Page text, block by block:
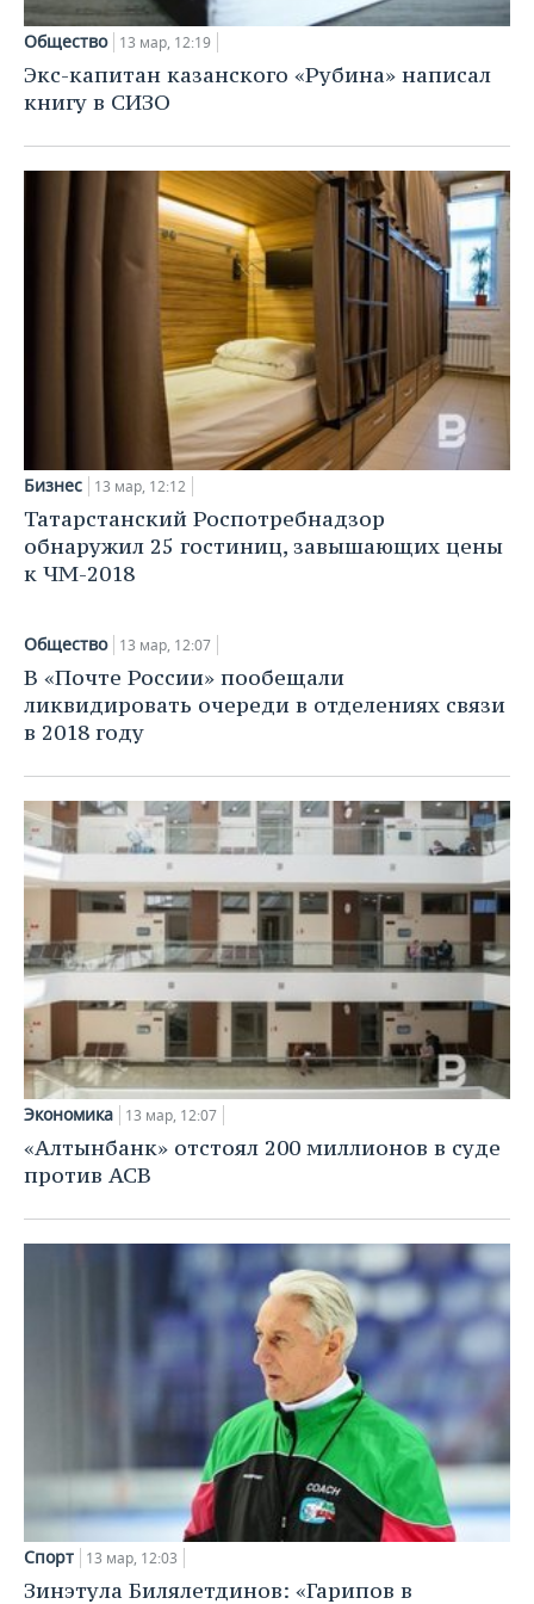
ХОККЕЙ С МЯЧОМ
ПРОИСШЕСТВИЯ
Общество 13 мар, 12:19
Экс-капитан казанского «Рубина» написал
книгу в СИЗО
Бизнес 13 мар, 12:12
Татарстанский Роспотребнадзор
обнаружил 25 гостиниц, завышающих цены
к ЧМ-2018
Общество 13 мар, 12:07
В «Почте России» пообещали
ликвидировать очереди в отделениях связи
в 2018 году
Экономика 13 мар, 12:07
«Алтынбанк» отстоял 200 миллионов в суде
против АСВ
Спорт 13 мар, 12:03
Зинэтула Билялетдинов: «Гарипов в